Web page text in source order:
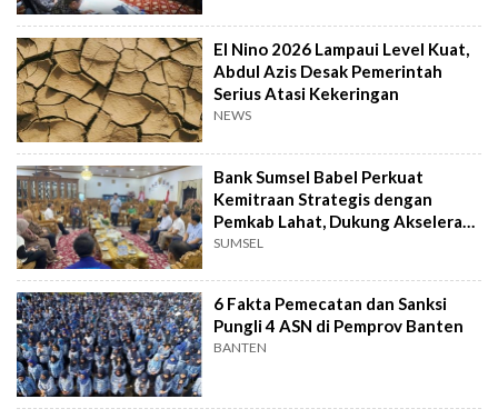
El Nino 2026 Lampaui Level Kuat,
Abdul Azis Desak Pemerintah
Serius Atasi Kekeringan
NEWS
Bank Sumsel Babel Perkuat
Kemitraan Strategis dengan
Pemkab Lahat, Dukung Akselerasi
Ekonomi Daerah
SUMSEL
6 Fakta Pemecatan dan Sanksi
Pungli 4 ASN di Pemprov Banten
BANTEN